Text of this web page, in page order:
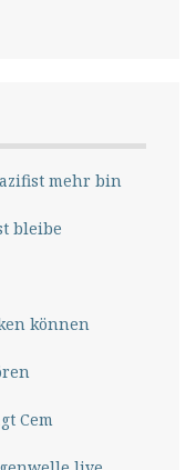
mehr bin
bleibe
können
Cem